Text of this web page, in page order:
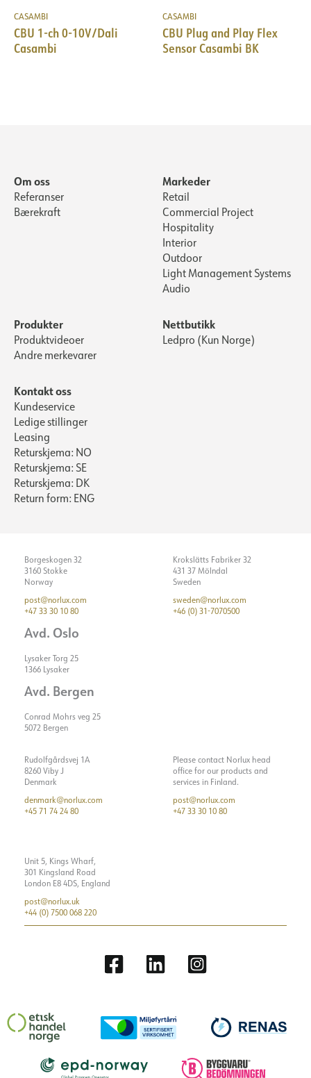
CASAMBI
CBU 1-ch 0-10V/Dali
Casambi
CASAMBI
CBU Plug and Play Flex
Sensor Casambi BK
Om oss
Referanser
Bærekraft
Markeder
Retail
Commercial Project
Hospitality
Interior
Outdoor
Light Management Systems
Audio
Produkter
Produktvideoer
Andre merkevarer
Nettbutikk
Ledpro (Kun Norge)
Kontakt oss
Kundeservice
Ledige stillinger
Leasing
Returskjema: NO
Returskjema: SE
Returskjema: DK
Return form: ENG
Borgeskogen 32
3160 Stokke
Norway
post@norlux.com
+47 33 30 10 80
Avd. Oslo
Lysaker Torg 25
1366 Lysaker
Avd. Bergen
Conrad Mohrs veg 25
5072 Bergen
Krokslätts Fabriker 32
431 37 Mölndal
Sweden
sweden@norlux.com
+46 (0) 31-7070500
Rudolfgårdsvej 1A
8260 Viby J
Denmark
denmark@norlux.com
+45 71 74 24 80
Please contact Norlux head
office for our products and
services in Finland.
post@norlux.com
+47 33 30 10 80
Unit 5, Kings Wharf,
301 Kingsland Road
London E8 4DS, England
post@norlux.uk
+44 (0) 7500 068 220